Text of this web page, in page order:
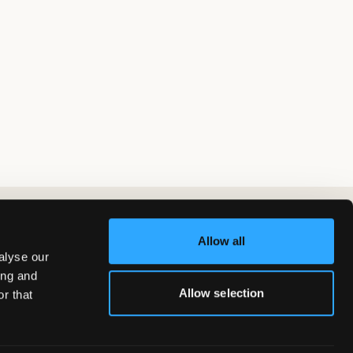
our
and
that
Allow all
Allow selection